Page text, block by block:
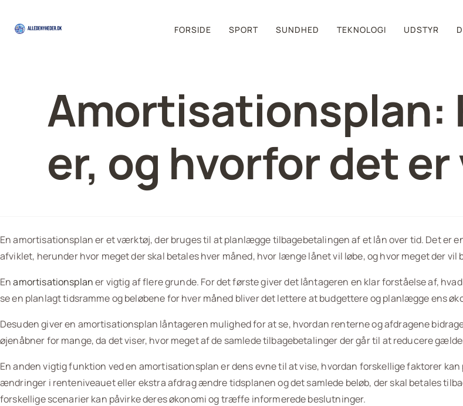
FORSIDE SPORT SUNDHED TEKNOLOGI UDSTYR
Amortisationsplan:
er, og hvorfor det
En amortisationsplan er et værktøj, der bruges til at planlægge tilbagebetalingen af et lån over tid. Det er
afviklet, herunder hvor meget der skal betales hver måned, hvor længe lånet vil løbe, og hvor meget der vil
Enamortisationsplaner vigtig af flere grunde. For det første giver det låntageren en klar forståelse af,
se en planlagt tidsramme og beløbene for hver måned bliver det lettere at budgettere og planlægge ens
Desuden giver en amortisationsplan låntageren mulighed for at se, hvordan renterne og afdragene
øjenåbner for mange, da det viser, hvor meget af de samlede tilbagebetalinger der går til at reducere
En anden vigtig funktion ved en amortisationsplan er dens evne til at vise, hvordan forskellige faktorer
ændringer i renteniveauet eller ekstra afdrag ændre tidsplanen og det samlede beløb, der skal betales
forskellige scenarier kan påvirke deres økonomi og træffe informerede beslutninger.